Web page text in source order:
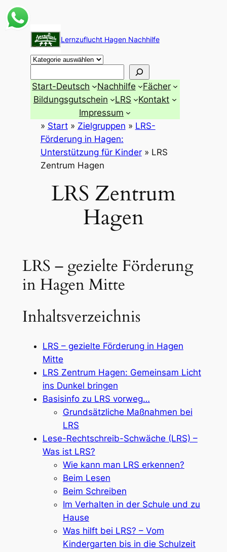
Zum
springen
Lernzuflucht Hagen Nachhilfe
Start-Deutsch Nachhilfe
Fächer
Bildungsgutschein
LRS
Kontakt
Impressum
» Start» Zielgruppen » LRS-
Förderung in Hagen:
Unterstützung für Kinder» LRS
Zentrum Hagen
LRS Zentrum
Hagen
LRS – gezielte Förderung
in Hagen Mitte
Inhaltsverzeichnis
LRS – gezielte Förderung in Hagen
Mitte
LRS Zentrum Hagen: Gemeinsam Licht
ins Dunkel bringen
Basisinfo zu LRS vorweg…
Grundsätzliche Maßnahmen bei
LRS
Lese-Rechtschreib-Schwäche (LRS) –
Was ist LRS?
Wie kann man LRS erkennen?
Beim Lesen
Beim Schreiben
Im Verhalten in der Schule und zu
Hause
Was hilft bei LRS? – Vom
Kindergarten bis in die Schulzeit